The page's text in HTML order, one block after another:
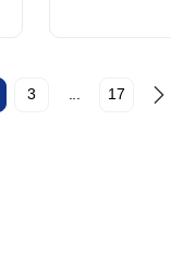
3 ... 17